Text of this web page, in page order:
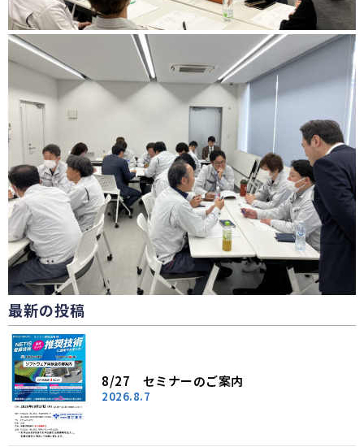
最新の投稿
8/27 セミナーのご案内
2026.8.7